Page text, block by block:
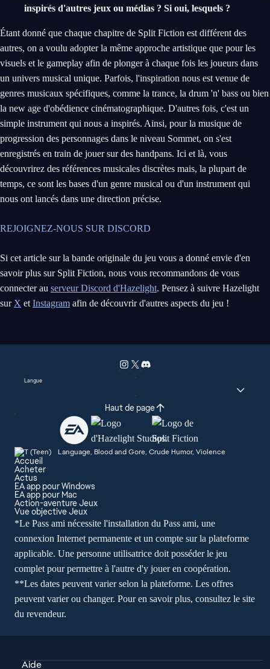
inspirés d'autres jeux ou médias ? Si oui, lesquels ?
Étant donné que chaque chapitre de Split Fiction est différent des
autres, on a voulu adopter la même approche artistique que pour les
visuels et le gameplay afin de plonger à chaque fois les joueurs dans
un univers musical unique. Parfois, l'inspiration nous est venue de
genres musicaux spécifiques, comme la trance, la drum 'n' bass ou bien
la new age d'obédience cinématographique. D'autres fois, c'est un
simple instrument qui nous a inspirés. Ainsi, pour la musique de
progression des personnages dans le niveau Sommet, on s'est
enregistrés en train de jouer sur des handpans. Ici et là, vous
découvrirez des références musicales discrètes mais, la plupart de
temps, ce sont les bases d'un genre musical ou d'un instrument qui
nous ont lancés dans une direction précise.
REJOIGNEZ-NOUS SUR DISCORD
Si cet article sur la bande originale du jeu vous a donné envie d'en
savoir plus sur Split Fiction, nous vous recommandons de vous
connecter au serveur Discord d'Hazelight. Pensez à suivre Hazelight
sur X et Instagram afin de découvrir d'autres aspects du jeu !
Langue
Haut de page
Language, Blood and Gore, Crude Humor, Violence
Accueil
Acheter
Actus
EA app pour Windows
EA app pour Mac
Action-aventure Jeux
Vue objective Jeux
*Le Pass ami nécessite l'installation du Pass ami, une
connexion Internet permanente et un compte sur la plateforme
applicable. Une personne utilisatrice doit posséder le jeu
complet pour permettre à l'autre d'y jouer en coopération.
**Les dates peuvent varier selon la plateforme. Les offres
peuvent varier ou changer. Pour en savoir plus, consultez le site
du revendeur.
Aide